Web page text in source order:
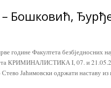
Бошковић,
године Факултета
КРИМИНАЛИСТИКА I, 07. и
Јаћимовски одржати наставу